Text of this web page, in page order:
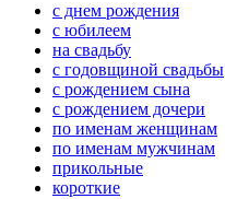
с днем рождения
с юбилеем
на свадьбу
с годовщиной свадьбы
с рождением сына
с рождением дочери
по именам женщинам
по именам мужчинам
прикольные
короткие